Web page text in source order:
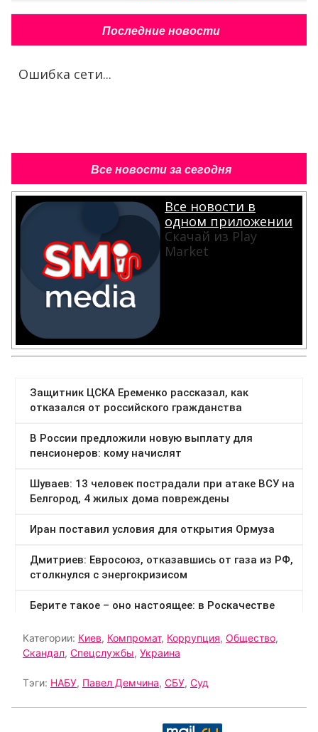
Последние новости
Ошибка сети...
Все новости за сегодня
Все новости в
одном приложении
Скачай из Play
Market
Категории: Киев, Компромат, Коррупция, Общество,
Скандал, Спецслужбы, Украина
Тэги: НАБУ, Павел Демчина, СБУ, Суд